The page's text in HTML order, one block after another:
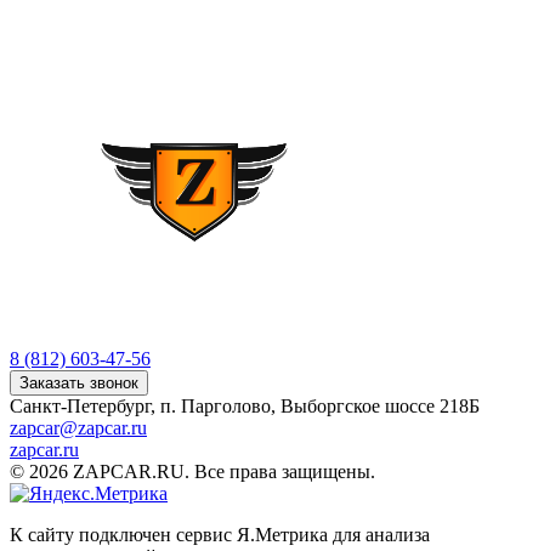
8 (812) 603-47-56
Заказать звонок
Санкт-Петербург, п. Парголово, Выборгское шоссе 218Б
zapcar@zapcar.ru
zapcar.ru
© 2026 ZAPCAR.RU. Все права защищены.
К сайту подключен сервис Я.Метрика для анализа